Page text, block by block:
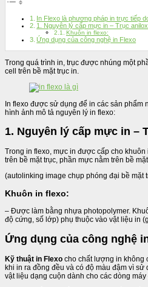
In Flexo là phương pháp in trực tiếp
1. Nguyên lý cấp mực in – Trục
Khuôn in flexo:
Ứng dụng của công nghệ in Flexo
Trong quá trình in, trục được nhúng một
cell trên bề mặt trục in.
In flexo được sử dụng để in các sản phẩm
hình ảnh mô tả nguyên lý in flexo:
1. Nguyên lý cấp mực in –
Trong in flexo, mực in được cấp cho
trên bề mặt trục, phần mực nằm trên bề
(autolinking image chụp phóng đại bề mặt
Khuôn in flexo:
– Được làm bằng nhựa photopolymer.
độ cứng, số lớp) phụ thuộc vào vật liệu in
Ứng dụng của công nghệ
Kỹ thuật in Flexo cho chất lượng in không
khi in ra đồng đều và có độ màu đậm vì
vật liệu dạng cuộn dành cho các dòng